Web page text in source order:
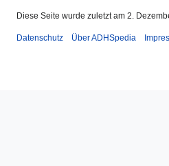
Diese Seite wurde zuletzt am 2.
Datenschutz Über ADHSpedia